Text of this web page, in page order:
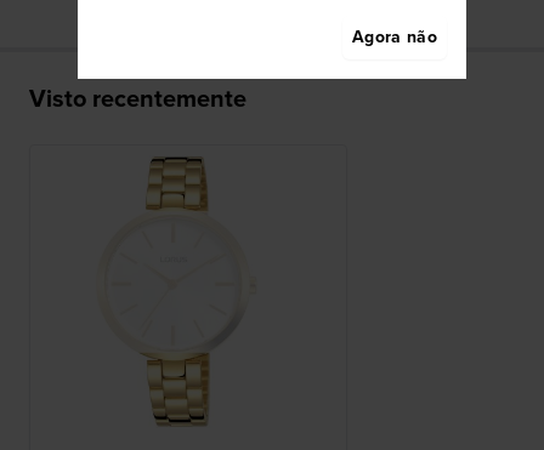
Visto recentemente
Agora não